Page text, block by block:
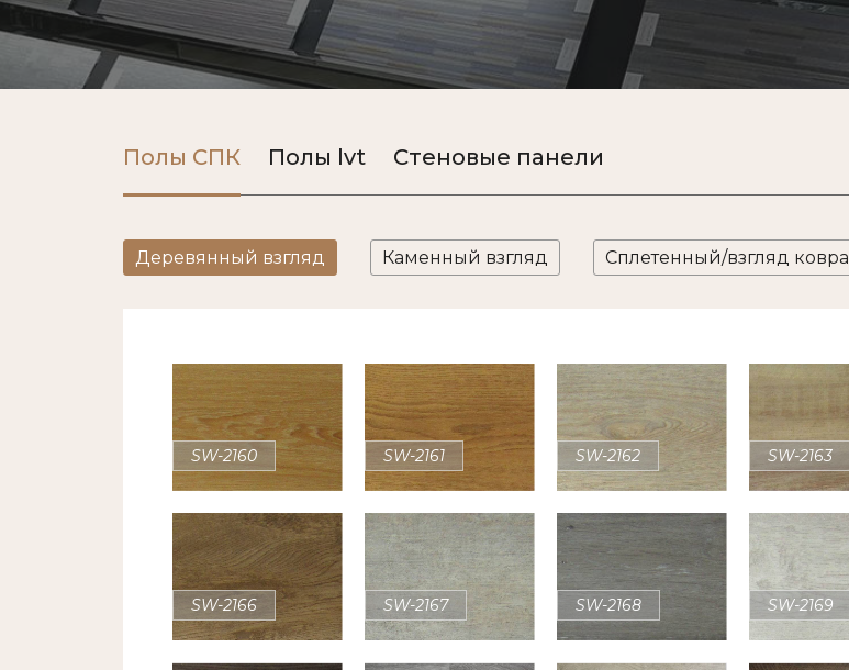
Полы СПК Полы lvt Стеновые панели
Деревянный взгляд Каменный взгляд Сплетенный/взгляд ковра
SW-2160 SW-2161 SW-2162 SW-2163
SW-2166 SW-2167 SW-2168 SW-2169